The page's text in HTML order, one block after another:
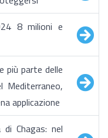
8 milioni e
più parte delle
Mediterraneo,
applicazione
Chagas: nel